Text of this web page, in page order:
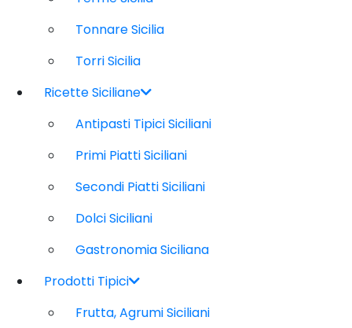
Tonnare Sicilia
Torri Sicilia
Ricette Siciliane
Antipasti Tipici Siciliani
Primi Piatti Siciliani
Secondi Piatti Siciliani
Dolci Siciliani
Gastronomia Siciliana
Prodotti Tipici
Frutta, Agrumi Siciliani